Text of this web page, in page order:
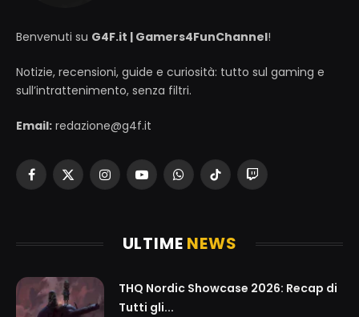
Benvenuti su G4F.it | Gamers4FunChannel!
Notizie, recensioni, guide e curiosità: tutto sul gaming e
sull’intrattenimento, senza filtri.
Email: redazione@g4f.it
Facebook
X
InstagramYouTubeWhatsAppTikTokTwitch
ULTIME NEWS
THQ Nordic Showcase 2026: Recap di
Tutti gli...